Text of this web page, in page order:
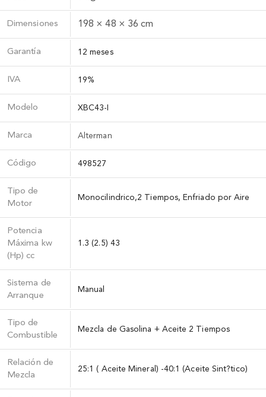
Dimensiones 198 × 48 × 36 cm
Garantía 12 meses
IVA 19%
Modelo XBC43-I
Marca Alterman
Código 498527
Tipo de
Motor
Monocilindrico,2 Tiempos, Enfriado por Aire
Potencia
Máxima kw
(Hp) cc
1.3 (2.5) 43
Sistema de
Arranque
Manual
Tipo de
Combustible
Mezcla de Gasolina + Aceite 2 Tiempos
Relación de
Mezcla
25:1 ( Aceite Mineral) -40:1 (Aceite Sint?tico)